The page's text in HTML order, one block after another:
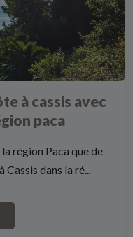
à cassis avec
paca
région Paca que de
dans la ré...